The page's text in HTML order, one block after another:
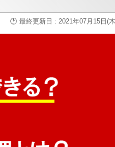
最終更新日 : 2021年07月15日(